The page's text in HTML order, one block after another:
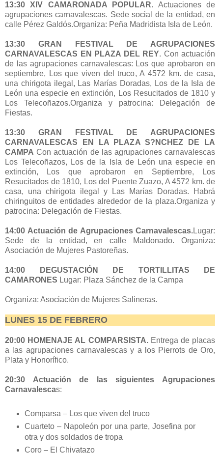
13:30 XIV CAMARONADA POPULAR. Actuaciones de
agrupaciones carnavalescas. Sede social de la entidad, en
calle Pérez Galdós.Organiza: Peña Madridista Isla de León.
13:30 GRAN FESTIVAL DE AGRUPACIONES
CARNAVALESCAS EN PLAZA DEL REY. Con actuación
de las agrupaciones carnavalescas: Los que aprobaron en
septiembre, Los que viven del truco, A 4572 km. de casa,
una chirigota ilegal, Las Marías Doradas, Los de la Isla de
León una especie en extinción, Los Resucitados de 1810 y
Los Telecoñazos.Organiza y patrocina: Delegación de
Fiestas.
13:30 GRAN FESTIVAL DE AGRUPACIONES
CARNAVALESCAS EN LA PLAZA S?NCHEZ DE LA
CAMPA Con actuación de las agrupaciones carnavalescas
Los Telecoñazos, Los de la Isla de León una especie en
extinción, Los que aprobaron en Septiembre, Los
Resucitados de 1810, Los del Puente Zuazo, A 4572 km. de
casa, una chirigota ilegal y Las Marías Doradas. Habrá
chiringuitos de entidades alrededor de la plaza.Organiza y
patrocina: Delegación de Fiestas.
14:00 Actuación de Agrupaciones Carnavalescas.Lugar:
Sede de la entidad, en calle Maldonado. Organiza:
Asociación de Mujeres Pastoreñas.
14:00 DEGUSTACIÓN DE TORTILLITAS DE
CAMARONES Lugar: Plaza Sánchez de la Campa
Organiza: Asociación de Mujeres Salineras.
LUNES 15 DE FEBRERO
20:00 HOMENAJE AL COMPARSISTA.Entrega de placas
a las agrupaciones carnavalescas y a los Pierrots de Oro,
Plata y Honorífico.
20:30 Actuación de las siguientes Agrupaciones
Carnavalescas:
Comparsa – Los que viven del truco
Cuarteto – Napoleón por una parte, Josefina por
otra y dos soldados de tropa
Coro – El Chivatazo